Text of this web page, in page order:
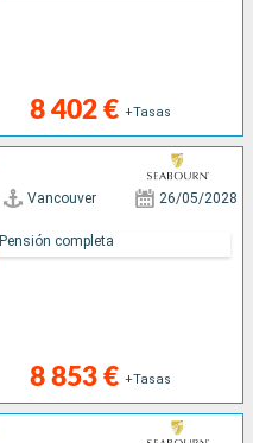
8 402 € +Tasas
Vancouver 26/05/2028
8 853 € +Tasas
Pensión completa